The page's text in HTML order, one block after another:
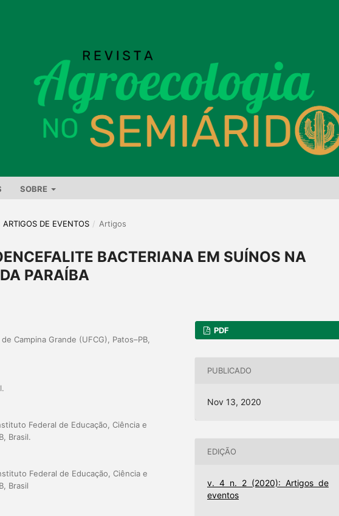
SOBRE
DE EVENTOS / Artigos
BACTERIANA EM SUÍNOS NA
PARAÍBA
Campina Grande (UFCG), Patos–PB,
Federal de Educação, Ciência e
Brasil.
Federal de Educação, Ciência e
Brasil
PDF
PUBLICADO
Nov 13, 2020
EDIÇÃO
v. 4 n. 2 (2020): Artigos de
eventos